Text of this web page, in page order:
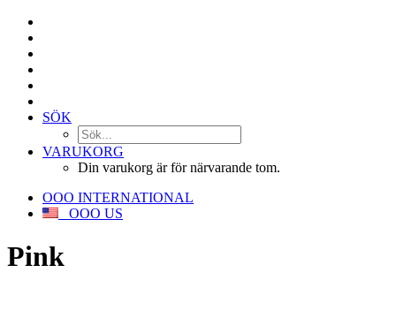
SÖK
VARUKORG
Din varukorg är för närvarande tom.
OOO INTERNATIONAL
OOO US
Pink